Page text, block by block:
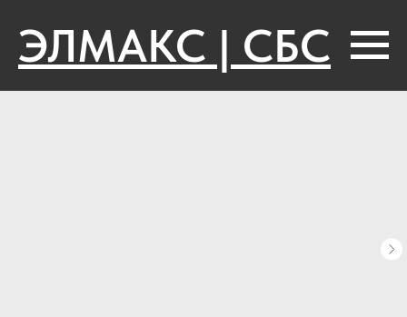
ЭЛМАКС | СБС